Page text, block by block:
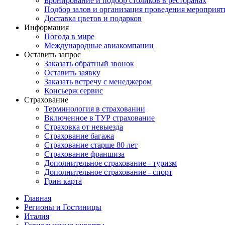
Подбор залов и организация проведения
Доставка цветов и подарков
Информация
Погода в мире
Международные авиакомпании
Оставить запрос
Заказать обратный звонок
Оставить заявку
Заказать встречу с менеджером
Консьерж сервис
Страхование
Терминология в страховании
Включенное в ТУР страхование
Страховка от невыезда
Страхование багажа
Страхование старше 80 лет
Страхование франшиза
Дополнительное страхование - туризм
Дополнительное страхование - спорт
Грин карта
Главная
Регионы и Гостиницы
Италия